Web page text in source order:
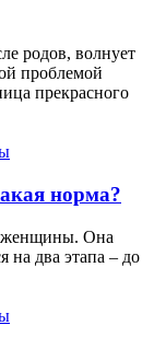
родов, волнует
проблемой
прекрасного
норма?
женщины. Она
на два этапа – до